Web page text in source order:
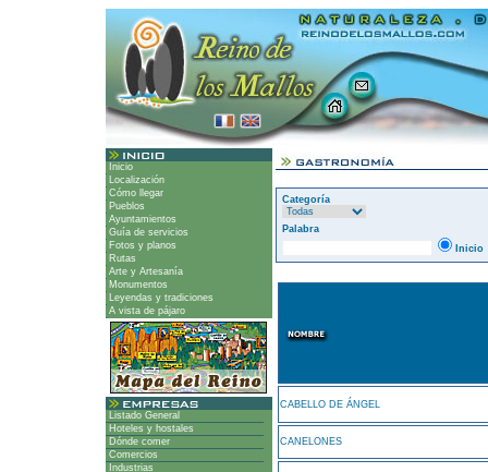
Inicio
Localización
Cómo llegar
Pueblos
Ayuntamientos
Guía de servicios
Fotos y planos
Rutas
Arte y Artesanía
Monumentos
Leyendas y tradiciones
A vista de pájaro
Listado General
Hoteles y hostales
Dónde comer
Comercios
Industrias
Categoría
Palabra
Inicio
CABELLO DE ÁNGEL
CANELONES